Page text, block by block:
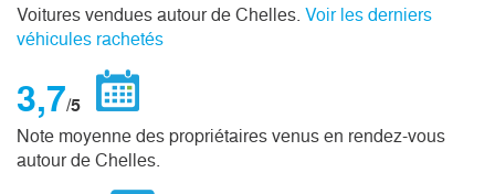
Voitures vendues autour de Chelles. Voir les derniers
véhicules rachetés
3,7/5
Note moyenne des propriétaires venus en rendez-vous
autour de Chelles.